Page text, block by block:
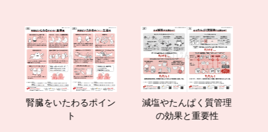
いたわるポイン
減塩やたんぱく質管理
の効果と重要性
腎臓の運動